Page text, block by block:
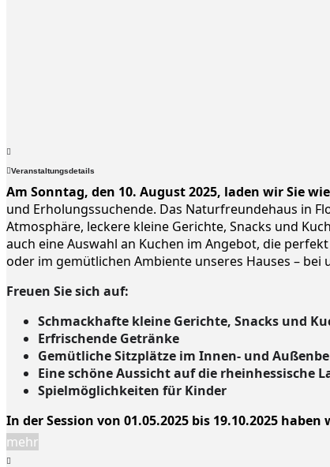
Veranstaltungsdetails
Am Sonntag, den 10. August 2025, laden wir Sie
und Erholungssuchende. Das Naturfreundehaus in
Atmosphäre, leckere kleine Gerichte, Snacks und
auch eine Auswahl an Kuchen im Angebot, die
oder im gemütlichen Ambiente unseres Hauses –
Freuen Sie sich auf:
Schmackhafte kleine Gerichte, Snacks und
Erfrischende Getränke
Gemütliche Sitzplätze im Innen- und
Eine schöne Aussicht auf die rheinhessische
Spielmöglichkeiten für Kinder
In der Session von 01.05.2025 bis 19.10.2025
mehr